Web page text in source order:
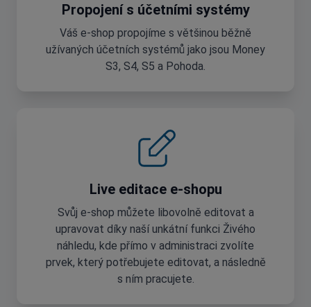
Propojení s účetními systémy
Váš e-shop propojíme s většinou běžně
užívaných účetních systémů jako jsou Money
S3, S4, S5 a Pohoda.
Live editace e-shopu
Svůj e-shop můžete libovolně editovat a
upravovat díky naší unkátní funkci Živého
náhledu, kde přímo v administraci zvolíte
prvek, který potřebujete editovat, a následně
s ním pracujete.